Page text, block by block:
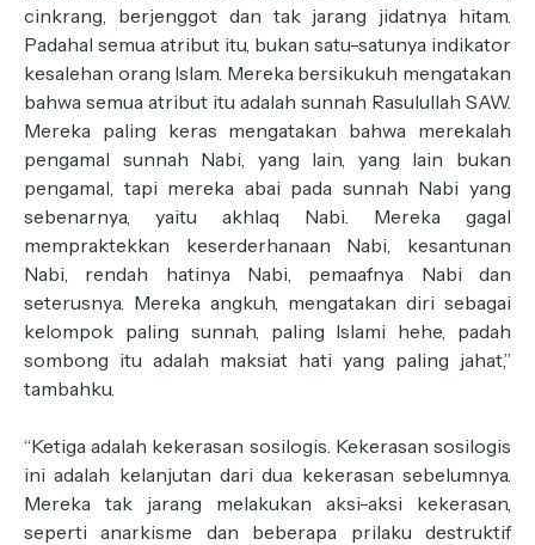
cinkrang, berjenggot dan tak jarang jidatnya hitam.
Padahal semua atribut itu, bukan satu-satunya indikator
kesalehan orang Islam. Mereka bersikukuh mengatakan
bahwa semua atribut itu adalah sunnah Rasulullah SAW.
Mereka paling keras mengatakan bahwa merekalah
pengamal sunnah Nabi, yang lain, yang lain bukan
pengamal, tapi mereka abai pada sunnah Nabi yang
sebenarnya, yaitu akhlaq Nabi. Mereka gagal
mempraktekkan keserderhanaan Nabi, kesantunan
Nabi, rendah hatinya Nabi, pemaafnya Nabi dan
seterusnya. Mereka angkuh, mengatakan diri sebagai
kelompok paling sunnah, paling Islami hehe, padah
sombong itu adalah maksiat hati yang paling jahat,”
tambahku.
“Ketiga adalah kekerasan sosilogis. Kekerasan sosilogis
ini adalah kelanjutan dari dua kekerasan sebelumnya.
Mereka tak jarang melakukan aksi-aksi kekerasan,
seperti anarkisme dan beberapa prilaku destruktif